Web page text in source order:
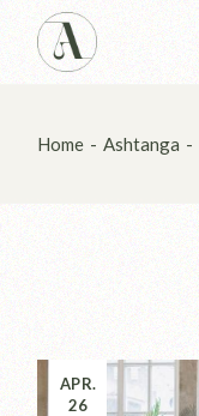
Home Ashtanga
APR.
26